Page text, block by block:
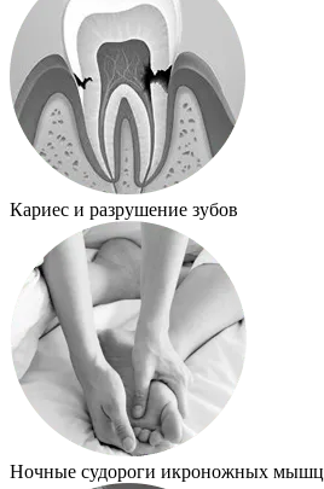
Кариес и разрушение зубов
Ночные судороги икроножных мышц